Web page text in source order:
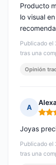
Publicado el
tras una
Producto
lo visual
Opinión
A
Publicado
tras una
Joyas